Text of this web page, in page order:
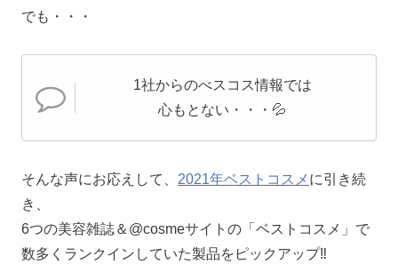
でも・・・
1社からのべスコス情報では
心もとない・・・💦
そんな声にお応えして、 2021年ベストコスメ に引き続
き、
6つの美容雑誌＆@cosmeサイトの「ベストコスメ」で
数多くランクインしていた製品をピックアップ‼